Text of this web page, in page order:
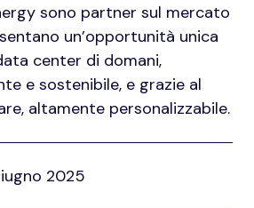
sono partner sul mercato
un’opportunità unica
center di domani,
e sostenibile, e grazie al
altamente personalizzabile.
2025